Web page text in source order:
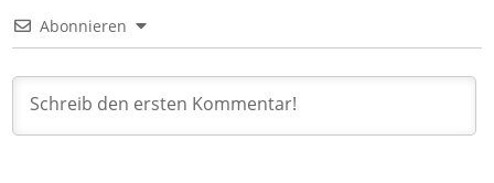
Abonnieren